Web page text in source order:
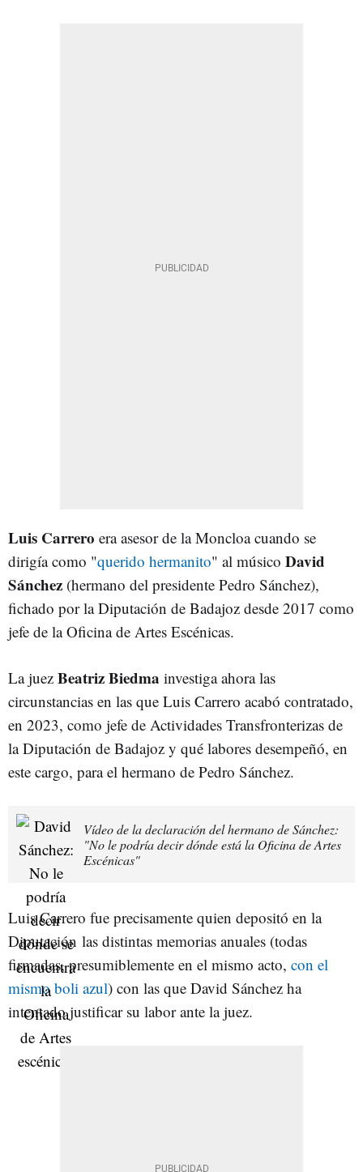
Luis Carrero era asesor de la Moncloa cuando se
dirigía como "querido hermanito" al músico David
Sánchez (hermano del presidente Pedro Sánchez),
fichado por la Diputación de Badajoz desde 2017 como
jefe de la Oficina de Artes Escénicas.
La juez Beatriz Biedma investiga ahora las
circunstancias en las que Luis Carrero acabó contratado,
en 2023, como jefe de Actividades Transfronterizas de
la Diputación de Badajoz y qué labores desempeñó, en
este cargo, para el hermano de Pedro Sánchez.
Vídeo de la declaración del hermano de Sánchez:
"No le podría decir dónde está la Oficina de Artes
Escénicas"
Luis Carrero fue precisamente quien depositó en la
Diputación las distintas memorias anuales (todas
firmadas, presumiblemente en el mismo acto, con el
mismo boli azul) con las que David Sánchez ha
intentado justificar su labor ante la juez.